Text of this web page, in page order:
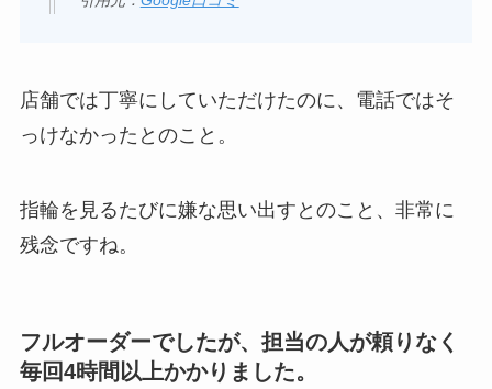
店舗では丁寧にしていただけたのに、電話ではそ
っけなかったとのこと。
指輪を見るたびに嫌な思い出すとのこと、非常に
残念ですね。
フルオーダーでしたが、担当の人が頼りなく
毎回4時間以上かかりました。